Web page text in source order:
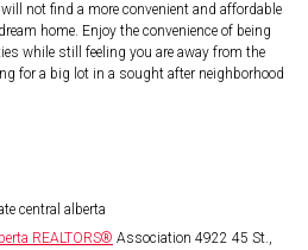
not find a more convenient and affordable
home. Enjoy the convenience of being
while still feeling you are away from the
for a big lot in a sought after neighborhood
central alberta
REALTORS® Association 4922 45 St.,